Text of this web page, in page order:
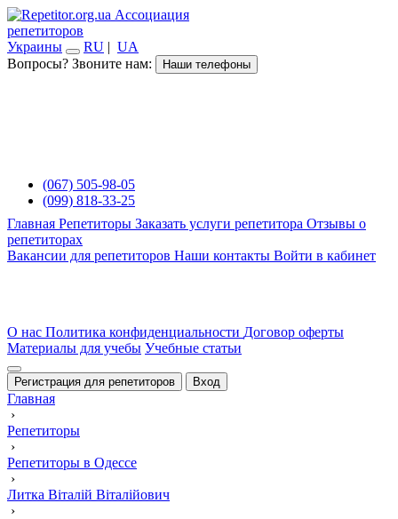
Ассоциация
репетиторов
Украины
RU | UA
Вопросы? Звоните нам:
Наши телефоны
(067) 505-98-05
(099) 818-33-25
Главная Репетиторы Заказать услуги репетитора Отзывы о
репетиторах
Вакансии для репетиторов Наши контакты Войти в кабинет
О нас Политика конфиденциальности Договор оферты
Материалы для учебы Учебные статьи
Регистрация для репетиторов Вход
Главная
›
Репетиторы
›
Репетиторы в Одессе
›
Литка Віталій Віталійович
›